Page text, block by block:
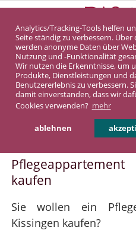
Analytics/Tracking-Tools helfen
Seite ständig zu verbessern. Über
werden anonyme Daten über
Nutzung und -Funktionalität
Wir nutzen die Erkenntnisse, um
Produkte, Dienstleistungen und
Benutzererlebnis zu verbessern.
damit einverstanden, dass wir
Cookies verwenden? mehr
ablehnen
Pflegeappartement
DASINVEST Service
Kissingen
kaufen
Sie wollen ein
Kissingen kaufen?